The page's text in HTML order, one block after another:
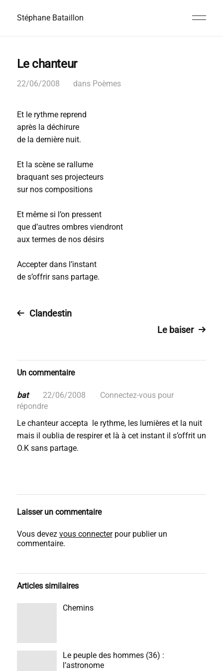
Stéphane Bataillon
Le chanteur
22/06/2008 dans Poèmes
Et le rythme reprend
après la déchirure
de la dernière nuit.
Et la scène se rallume
braquant ses projecteurs
sur nos compositions
Et même si l’on pressent
que d’autres ombres viendront
aux termes de nos désirs
Accepter dans l’instant
de s’offrir sans partage.
Clandestin
Le baiser
Un commentaire
bat 22/06/2008
Connectez-vous pour
répondre
Le chanteur accepta le rythme, les lumières et la nuit
mais il oublia de respirer et là à cet instant il s’offrit un
O.K sans partage.
Laisser un commentaire
Vous devez vous connecterpour publier un
commentaire.
Articles similaires
Chemins
Le peuple des hommes (36) :
l’astronome